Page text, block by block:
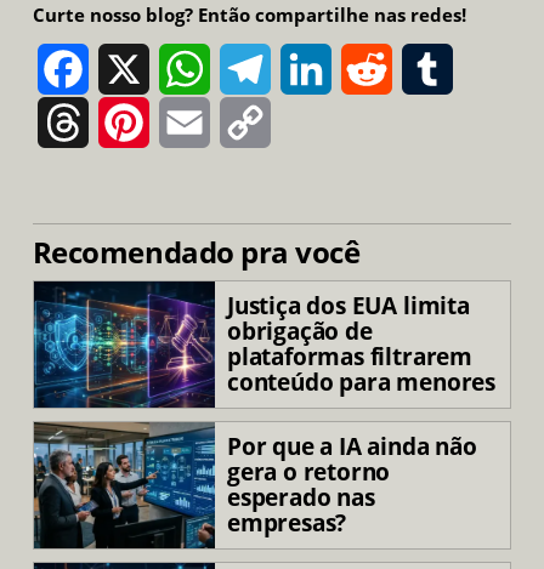
Curte nosso blog? Então compartilhe nas redes!
Facebook
X WhatsAppTelegramLinkedInRedditTumblr
ThreadsPinterestEmail Copy
Recomendado pra você
Justiça dos EUA limita
obrigação de
plataformas filtrarem
conteúdo para menores
Por que a IA ainda não
gera o retorno
esperado nas
empresas?